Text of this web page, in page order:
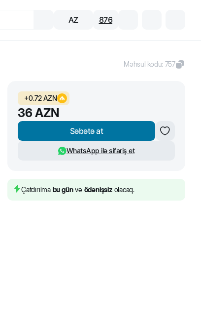
AZ 876
Məhsul kodu: 757
+0.72AZN
36 AZN
Səbətə at
WhatsApp ilə sifariş et
Çatdırılma bu günvə ödənişsizolacaq.